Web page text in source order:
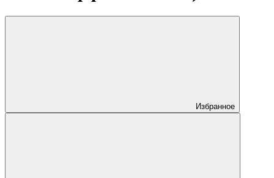
Избранное